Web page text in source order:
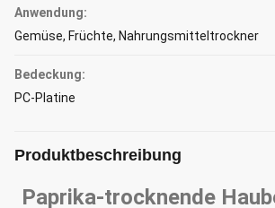
Anwendung:
Gemüse, Früchte, Nahrungsmitteltrockner
Bedeckung:
PC-Platine
Produktbeschreibung
Paprika-trocknende